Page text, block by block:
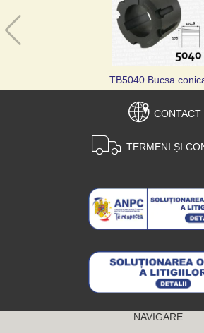
TB5040 Bucsa
CONTACT
TERMENI ȘI
NAVIGARE